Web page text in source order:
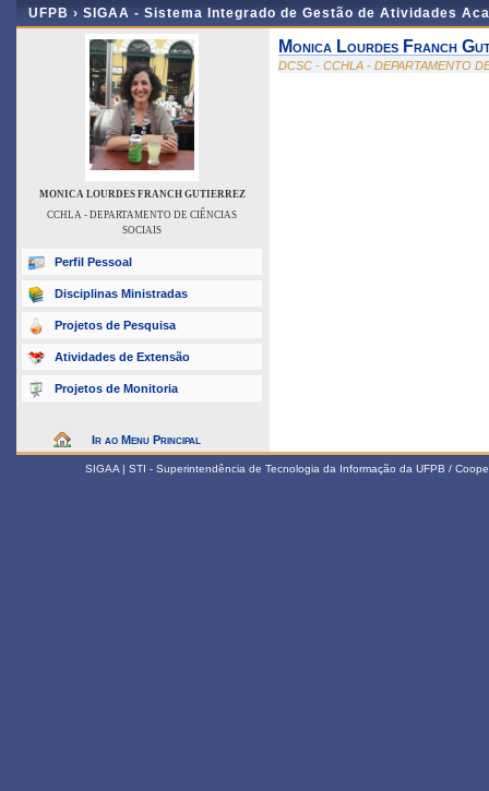
UFPB › SIGAA - Sistema Integrado de Gestão de Atividades
MONICA LOURDES FRANCH GUTIERREZ
CCHLA - DEPARTAMENTO DE CIÊNCIAS
SOCIAIS
Perfil Pessoal
Disciplinas Ministradas
Projetos de Pesquisa
Atividades de Extensão
Projetos de Monitoria
Ir ao Menu Principal
Monica Lourdes Franch
DCSC - CCHLA - DEPARTAMENTO
SIGAA | STI - Superintendência de Tecnologia da Informação da UFPB /